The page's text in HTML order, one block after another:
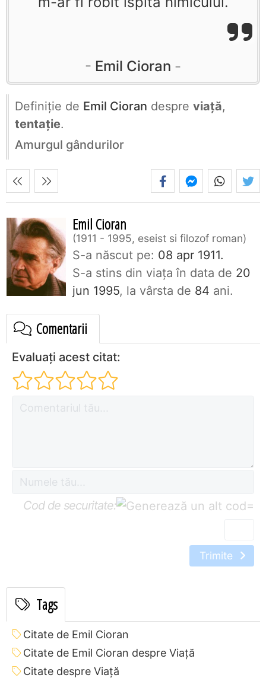
Emil Cioran
Definiţie de Emil Cioran despre viață,
tentație.
Amurgul gândurilor
Emil Cioran
1911 - 1995, eseist si filozof roman
S-a născut pe: 08 apr 1911.
S-a stins din viaţa în data de 20
jun 1995, la vârsta de 84 ani.
Comentarii
Evaluați acest citat:
Cod de securitate: =
Trimite
Tags
Citate de Emil Cioran
Citate de Emil Cioran despre Viață
Citate despre Viață